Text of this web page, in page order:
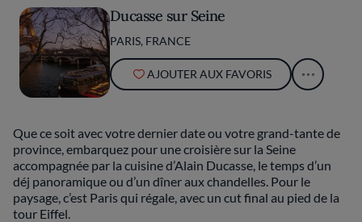
Ducasse sur Seine
PARIS, FRANCE
AJOUTER AUX FAVORIS
Que ce soit avec votre dernier date ou votre grand-tante de
province, embarquez pour une croisière sur la Seine
accompagnée par la cuisine d’Alain Ducasse, le temps d’un
déj panoramique ou d’un dîner aux chandelles. Pour le
paysage, c’est Paris qui régale, avec un cut final au pied de la
tour Eiffel.